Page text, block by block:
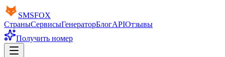
SMSFOX
СтраныСервисыГенераторБлогAPIОтзывы
Получить номер